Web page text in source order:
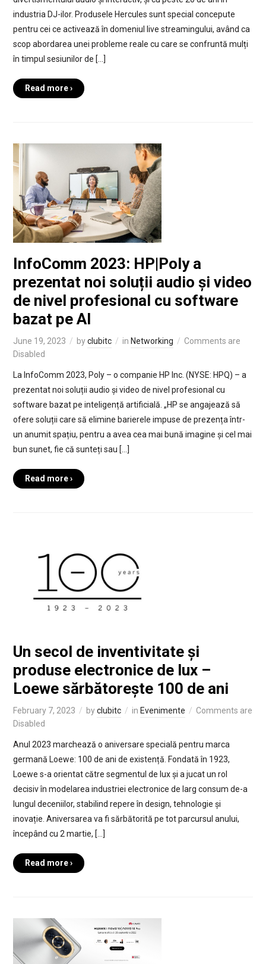
industria DJ-ilor. Produsele Hercules sunt special concepute
pentru cei ce activează în domeniul live streamingului, având ca
scop abordarea unei probleme reale cu care se confruntă mulți
în timpul sesiunilor de […]
Read more ›
InfoComm 2023: HP|Poly a
prezentat noi soluții audio și video
de nivel profesional cu software
bazat pe AI
June 19, 2023 byclubitc in Networking
Comments are
Disabled
La InfoComm 2023, Poly – o companie HP Inc. (NYSE: HPQ) – a
prezentat noi soluții audio și video de nivel profesional cu
software bazat pe inteligență artificială. „HP se angajează să
ofere soluții care să elimine barierele impuse de prezența într-
un anumit spațiu, pentru a avea cea mai bună imagine și cel mai
bun sunet, fie că sunteți sau […]
Read more ›
Un secol de inventivitate și
produse electronice de lux –
Loewe sărbătorește 100 de ani
February 7, 2023 byclubitc in Evenimente
Comments are
Disabled
Anul 2023 marchează o aniversare specială pentru marca
germană Loewe: 100 de ani de existență. Fondată în 1923,
Loewe s-a orientat către segmentul de lux și a jucat un rol
decisiv în modelarea industriei electronice de larg consum de-a
lungul deceniilor, stabilind repere în design, tehnologie și
inovație. Aniversarea va fi sărbătorită pe tot parcursul anului,
începând cu 2 martie, […]
Read more ›